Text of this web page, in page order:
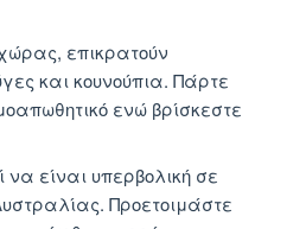
επικρατούν
και κουνούπια. Πάρτε
ενώ βρίσκεστε
είναι υπερβολική σε
Προετοιμάστε